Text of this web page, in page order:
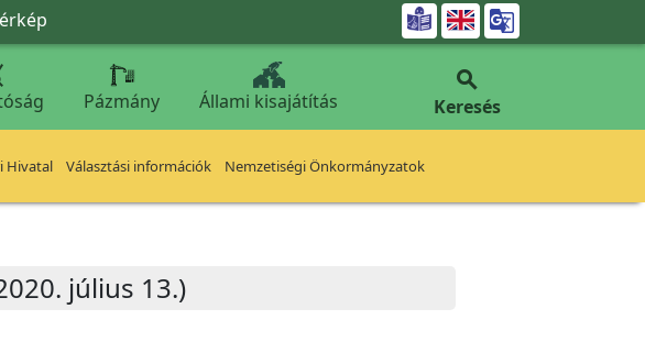

Pázmány Állami kisajátítás

Keresés
Hivatal Választási információk Nemzetiségi Önkormányzatok
július 13.)